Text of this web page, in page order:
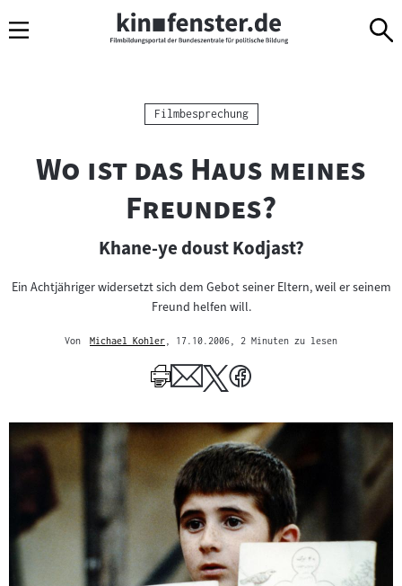
Navigation
zum
zur
Kategorie:
Filmbesprechung
"
Wo ist das Haus meines
Freundes?
Khane-ye doust Kodjast?
Ein Achtjähriger widersetzt sich dem Gebot seiner Eltern, weil er seinem
Freund helfen will.
Von
Michael Kohler
Author
, 17.10.2006 , 2 Minuten zu lesen